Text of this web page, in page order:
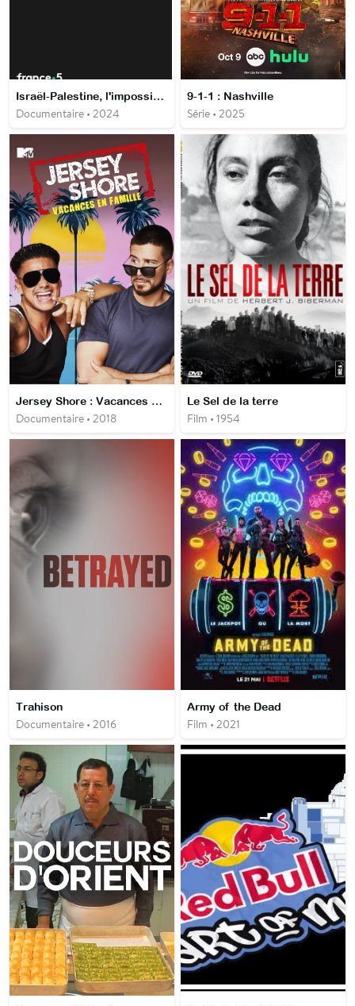
Israël-Palestine, l'impossible coexistence ?
Documentaire • 2024
9-1-1 : Nashville
Série • 2025
Jersey Shore : Vacances en famille
Documentaire • 2018
Le Sel de la terre
Film • 1954
Trahison
Documentaire • 2016
Army of the Dead
Film • 2021